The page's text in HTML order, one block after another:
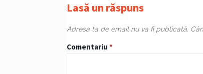
Lasă un răspuns
Adresa ta de email nu va fi publicată.
Comentariu *